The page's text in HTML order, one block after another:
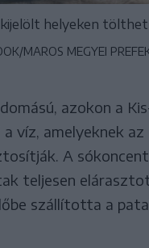
kijelölt helyeken
MAROS MEGYEI
azokon a
víz, amelyeknek
A
teljesen
szállította a